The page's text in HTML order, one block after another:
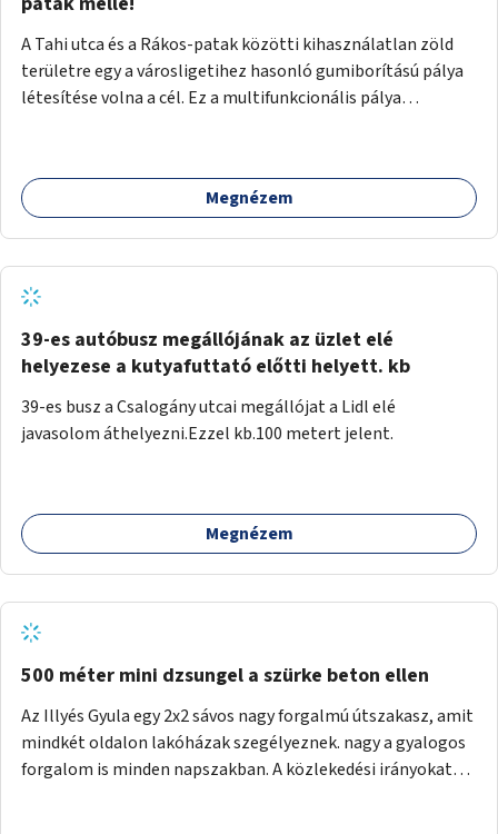
A Tahi utca és a Rákos-patak közötti kihasználatlan zöld
területre egy a városligetihez hasonló gumiborítású pálya
létesítése volna a cél. Ez a multifunkcionális pálya
Megnézem
39-es autóbusz megállójának az üzlet elé
helyezese a kutyafuttató előtti helyett. kb
39-es busz a Csalogány utcai megállójat a Lidl elé
javasolom áthelyezni.Ezzel kb.100 metert jelent.
Megnézem
500 méter mini dzsungel a szürke beton ellen
Az Illyés Gyula egy 2x2 sávos nagy forgalmú útszakasz, amit
mindkét oldalon lakóházak szegélyeznek. nagy a gyalogos
forgalom is minden napszakban. A közlekedési irányokat